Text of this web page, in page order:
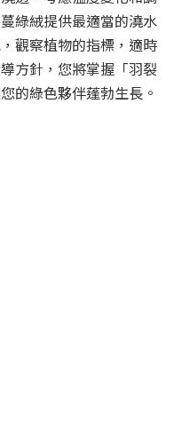
綠絨提供最適當的澆水
觀察植物的指標，適時
方針，您將掌握「羽裂
的綠色夥伴蓬勃生長。